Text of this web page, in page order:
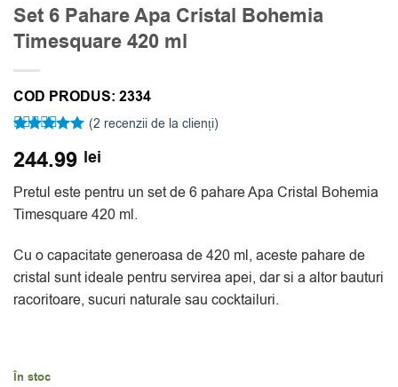
Set 6 Pahare Apa Cristal Bohemia
Timesquare 420 ml
COD PRODUS: 2334
5din 5 pe
evaluări de
(2 recenzii de la clienți)
244.99 lei
Pretul este pentru un set de 6 pahare Apa Cristal Bohemia
Timesquare 420 ml.
Cu o capacitate generoasa de 420 ml, aceste pahare de
cristal sunt ideale pentru servirea apei, dar si a altor bauturi
racoritoare, sucuri naturale sau cocktailuri.
În stoc